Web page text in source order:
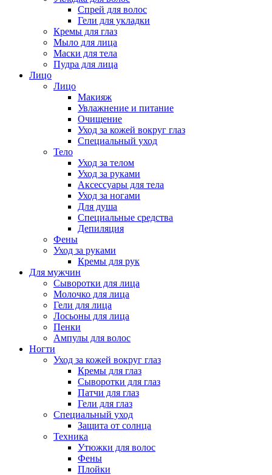
Спрей для волос
Гели для укладки
Кремы для глаз
Мыло для лица
Маски для тела
Пудра для лица
Лицо
Лицо
Макияж
Увлажнение и питание
Очищение
Уход за кожей вокруг глаз
Специальный уход
Тело
Уход за телом
Уход за руками
Аксессуары для тела
Уход за ногами
Для душа
Специальные средства
Депиляция
Фены
Уход за руками
Кремы для рук
Для мужчин
Сыворотки для лица
Молочко для лица
Гели для лица
Лосьоны для лица
Пенки
Ампулы для волос
Ногти
Уход за кожей вокруг глаз
Кремы для глаз
Сыворотки для глаз
Патчи для глаз
Гели для глаз
Специальный уход
Защита от солнца
Техника
Утюжки для волос
Фены
Плойки